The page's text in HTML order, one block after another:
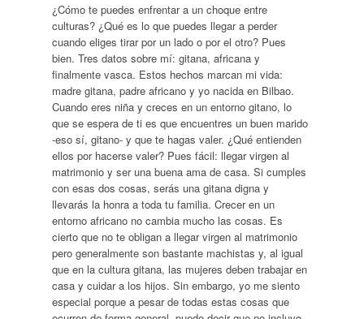
¿Cómo te puedes enfrentar a un choque entre
culturas? ¿Qué es lo que puedes llegar a perder
cuando eliges tirar por un lado o por el otro? Pues
bien. Tres datos sobre mí: gitana, africana y
finalmente vasca. Estos hechos marcan mi vida:
madre gitana, padre africano y yo nacida en Bilbao.
Cuando eres niña y creces en un entorno gitano, lo
que se espera de ti es que encuentres un buen marido
-eso sí, gitano- y que te hagas valer. ¿Qué entienden
ellos por hacerse valer? Pues fácil: llegar virgen al
matrimonio y ser una buena ama de casa. Si cumples
con esas dos cosas, serás una gitana digna y
llevarás la honra a toda tu familia. Crecer en un
entorno africano no cambia mucho las cosas. Es
cierto que no te obligan a llegar virgen al matrimonio
pero generalmente son bastante machistas y, al igual
que en la cultura gitana, las mujeres deben trabajar en
casa y cuidar a los hijos. Sin embargo, yo me siento
especial porque a pesar de todas estas cosas que